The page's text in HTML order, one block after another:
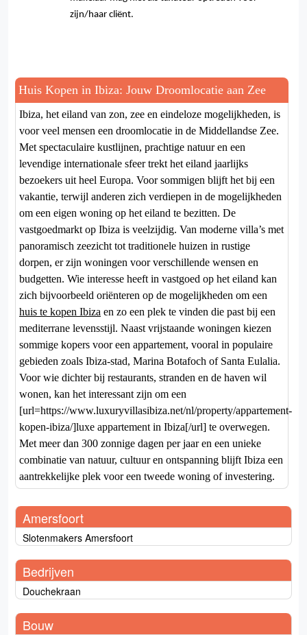
zijn/haar cliënt.
Huis Kopen in Ibiza: Jouw Droomlocatie aan Zee
Ibiza, het eiland van zon, zee en eindeloze mogelijkheden, is
voor veel mensen een droomlocatie in de Middellandse Zee.
Met spectaculaire kustlijnen, prachtige natuur en een
levendige internationale sfeer trekt het eiland jaarlijks
bezoekers uit heel Europa. Voor sommigen blijft het bij een
vakantie, terwijl anderen zich verdiepen in de mogelijkheden
om een eigen woning op het eiland te bezitten. De
vastgoedmarkt op Ibiza is veelzijdig. Van moderne villa’s met
panoramisch zeezicht tot traditionele huizen in rustige
dorpen, er zijn woningen voor verschillende wensen en
budgetten. Wie interesse heeft in vastgoed op het eiland kan
zich bijvoorbeeld oriënteren op de mogelijkheden om een
huis te kopen Ibiza en zo een plek te vinden die past bij een
mediterrane levensstijl. Naast vrijstaande woningen kiezen
sommige kopers voor een appartement, vooral in populaire
gebieden zoals Ibiza-stad, Marina Botafoch of Santa Eulalia.
Voor wie dichter bij restaurants, stranden en de haven wil
wonen, kan het interessant zijn om een
[url=https://www.luxuryvillasibiza.net/nl/property/appartement-
kopen-ibiza/]luxe appartement in Ibiza[/url] te overwegen.
Met meer dan 300 zonnige dagen per jaar en een unieke
combinatie van natuur, cultuur en ontspanning blijft Ibiza een
aantrekkelijke plek voor een tweede woning of investering.
Amersfoort
Slotenmakers Amersfoort
Bedrijven
Douchekraan
Bouw